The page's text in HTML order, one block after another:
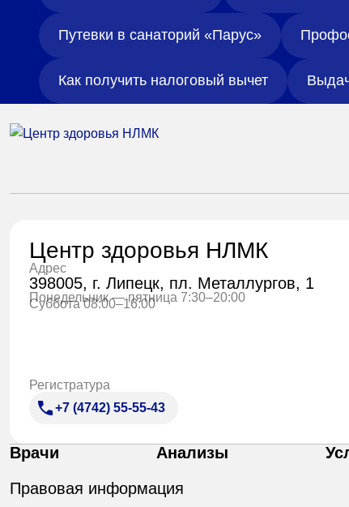
Путевки в санаторий «Парус»
Как получить налоговый вычет
Центр здоровья НЛМК
Адрес
398005, г. Липецк, пл. Металлургов, 1
Понедельник — пятница 7:30–20:00
Суббота 08:00–16:00
Регистратура
+7 (4742) 55-55-43
Врачи Анализы
Правовая информация